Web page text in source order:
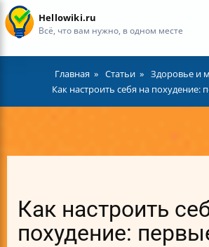
Hellowiki.ru
Всё, что вам нужно, в одном месте
Главная Статьи
Здоровье и
Как настроить себя на похудение:
Как настроить
похудение: